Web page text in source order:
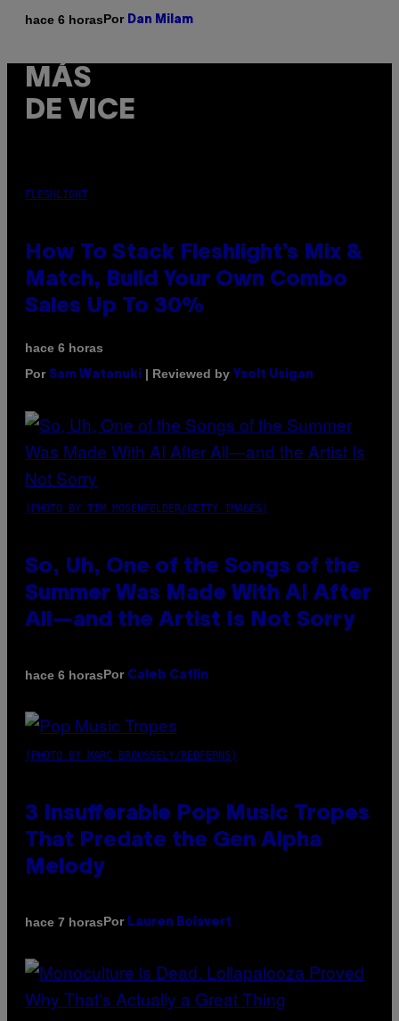
hace 6 horasPor Dan Milam
MÁS
DE VICE
FLESHLIGHT
How To Stack Fleshlight’s Mix &
Match, Build Your Own Combo
Sales Up To 30%
hace 6 horas
Por Sam Watanuki | Reviewed by Ysolt Usigan
(PHOTO BY TIM MOSENFELDER/GETTY IMAGES)
So, Uh, One of the Songs of the
Summer Was Made With AI After
All—and the Artist Is Not Sorry
hace 6 horasPor Caleb Catlin
(PHOTO BY MARC BROUSSELY/REDFERNS)
3 Insufferable Pop Music Tropes
That Predate the Gen Alpha
Melody
hace 7 horasPor Lauren Boisvert